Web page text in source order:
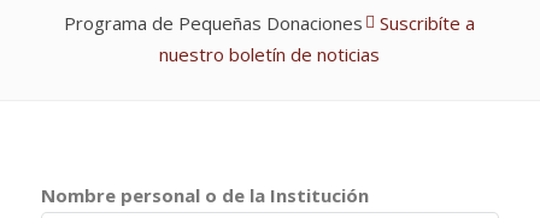
Programa de Pequeñas Donaciones
Suscribíte a
nuestro boletín de noticias
Nombre personal o de la Institución